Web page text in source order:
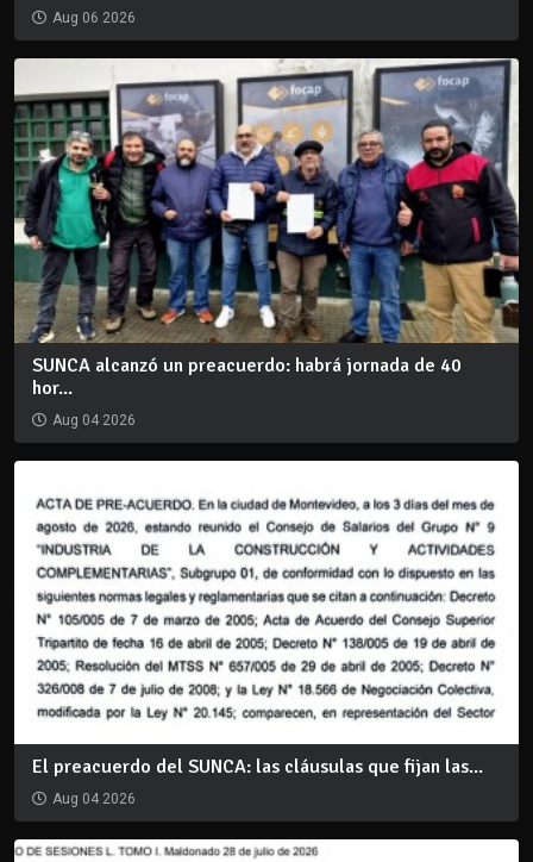
Aug 06 2026
SUNCA alcanzó un preacuerdo: habrá jornada de 40
hor...
Aug 04 2026
El preacuerdo del SUNCA: las cláusulas que fijan las...
Aug 04 2026